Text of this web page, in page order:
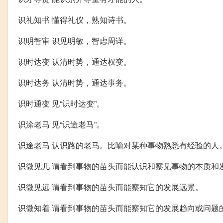
识礼知书 懂得礼仪，熟知诗书。
识明智审 识见明敏，智虑周详。
识时达变 认清时势，通达权变。
识时达务 认清时势，通达事务。
识时通变 见“识时达变”。
识涂老马 见“识途老马”。
识途老马 认识路的老马。比喻对某种事物熟悉有经验的人。
识微见几 谓看到事物的苗头而能认识和察见事物的本质和
识微见远 谓看到事物的苗头而能察知它的发展远景。
识微知着 谓看到事物的苗头而能察知它的发展趋向或问题